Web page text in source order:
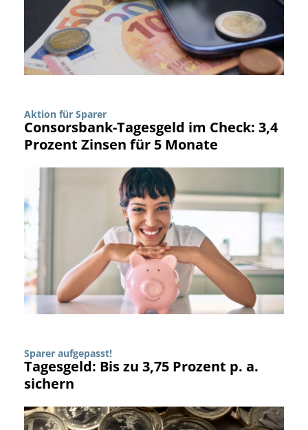
Aktion für Sparer
Consorsbank-Tagesgeld im Check: 3,4
Prozent Zinsen für 5 Monate
Sparer aufgepasst!
Tagesgeld: Bis zu 3,75 Prozent p. a.
sichern